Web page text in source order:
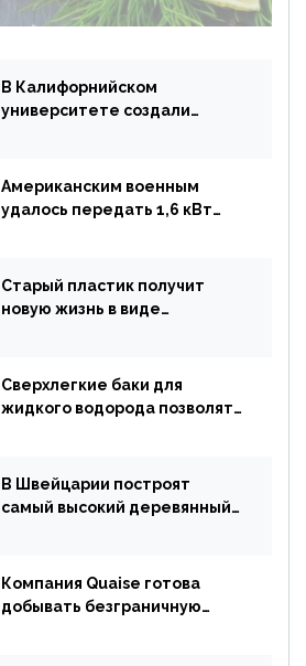
В Калифорнийском
университете создали
Американским военным
удалось передать 1,6 кВт
Старый пластик получит
новую жизнь в виде
Сверхлегкие баки для
жидкого водорода позволят
В Швейцарии построят
самый высокий деревянный
Компания Quaise готова
добывать безграничную